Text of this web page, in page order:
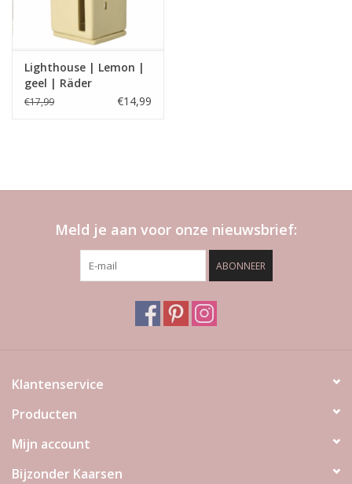
Blog
Merken
Lighthouse | Lemon |
geel | Räder
€17,99 €14,99
Meld je aan voor onze nieuwsbrief:
ABONNEER
Klantenservice
Producten
Mijn account
Bijzonder Kaarsen